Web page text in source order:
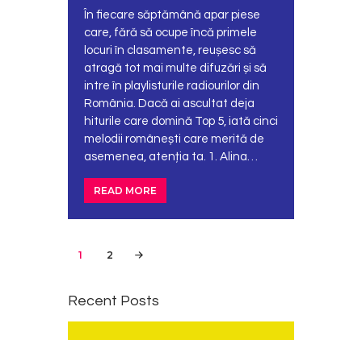
În fiecare săptămână apar piese
care, fără să ocupe încă primele
locuri în clasamente, reușesc să
atragă tot mai multe difuzări și să
intre în playlisturile radiourilor din
România. Dacă ai ascultat deja
hiturile care domină Top 5, iată cinci
melodii românești care merită de
asemenea, atenția ta. 1. Alina…
READ MORE
Posts
PAGE
1 PAGE
2
Recent Posts